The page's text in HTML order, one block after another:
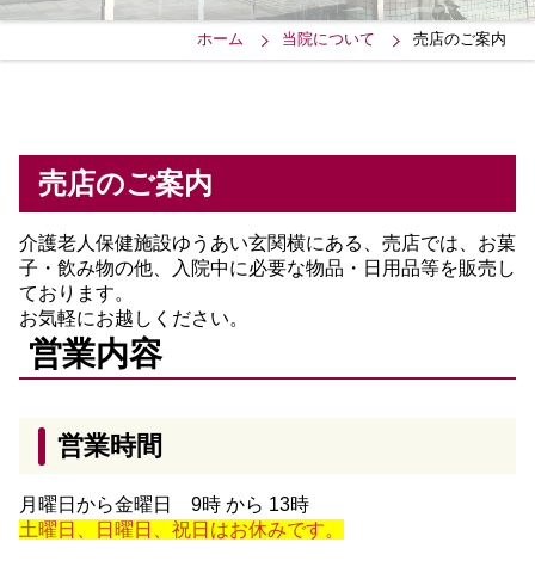
ホーム 当院について 売店のご案内
売店のご案内
介護老人保健施設ゆうあい玄関横にある、売店では、お菓
子・飲み物の他、入院中に必要な物品・日用品等を販売し
ております。
お気軽にお越しください。
営業内容
営業時間
月曜日から金曜日 9時 から 13時
土曜日、日曜日、祝日はお休みです。